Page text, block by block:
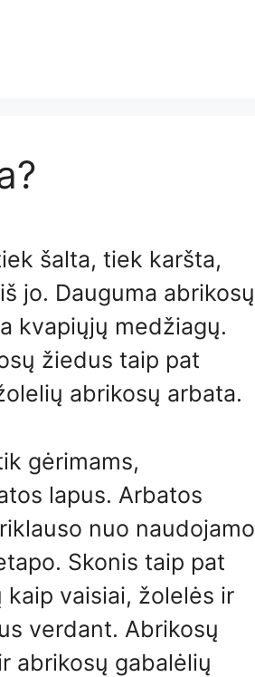
šalta, tiek karšta,
jo. Dauguma abrikosų
kvapiųjų medžiagų.
žiedus taip pat
abrikosų arbata.
gėrimams,
lapus. Arbatos
nuo naudojamo
Skonis taip pat
vaisiai, žolelės ir
verdant. Abrikosų
abrikosų gabalėlių